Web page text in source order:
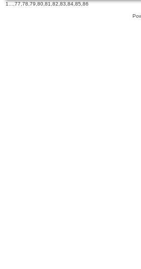
1...,77,78,79,80,81,82,83,84,85,86